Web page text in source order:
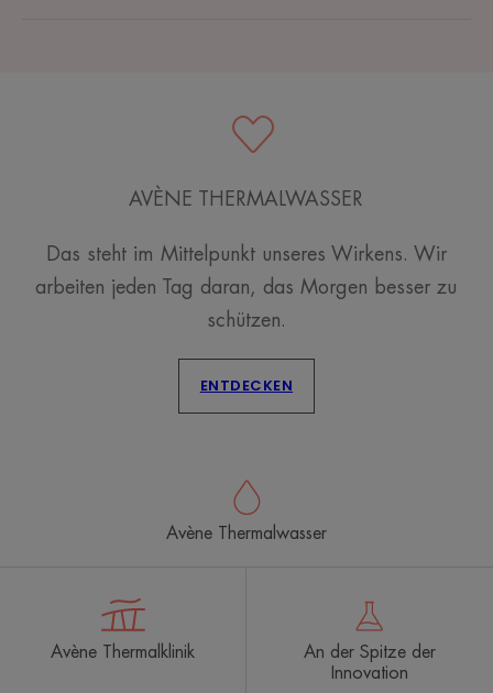
AVÈNE THERMALWASSER
Das steht im Mittelpunkt unseres Wirkens. Wir
arbeiten jeden Tag daran, das Morgen besser zu
schützen.
ENTDECKEN
Avène Thermalwasser
Avène Thermalklinik
An der Spitze der
Innovation